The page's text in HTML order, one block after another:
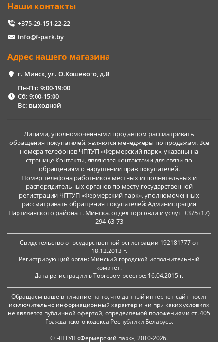
Наши контакты
+375-29-151-22-22
info@f-park.by
Адрес нашего магазина
г. Минск, ул. О.Кошевого, д.8
Пн-Пт: 9:00-19:00
Сб: 9:00-15:00
Вс: выходной
Лицами, уполномоченными продавцом рассматривать
обращения покупателей, являются менеджеры по продажам. Все
номера телефонов ЧПТУП «Фермерский парк», указаны на
странице Контакты, являются контактами для связи по
обращениям о нарушении прав покупателей.
Номер телефона работников местных исполнительных и
распорядительных органов по месту государственной
регистрации ЧПТУП «Фермерский парк», уполномоченных
рассматривать обращения покупателей: Администрация
Партизанского района г. Минска, отдел торговли и услуг: +375 (17)
294-63-73
Свидетельство о государственной регистрации 192181777 от
18.12.2013 г.
Регистрирующий орган: Минский городской исполнительный
комитет.
Дата регистрации в Торговом реестре: 16.04.2015 г.
Обращаем ваше внимание на то, что данный интернет-сайт носит
исключительно информационный характер и ни при каких условиях
не является публичной офертой, определяемой положениями ст. 405
Гражданского кодекса Республики Беларусь.
© ЧПТУП «Фермерский парк», 2010-2026.